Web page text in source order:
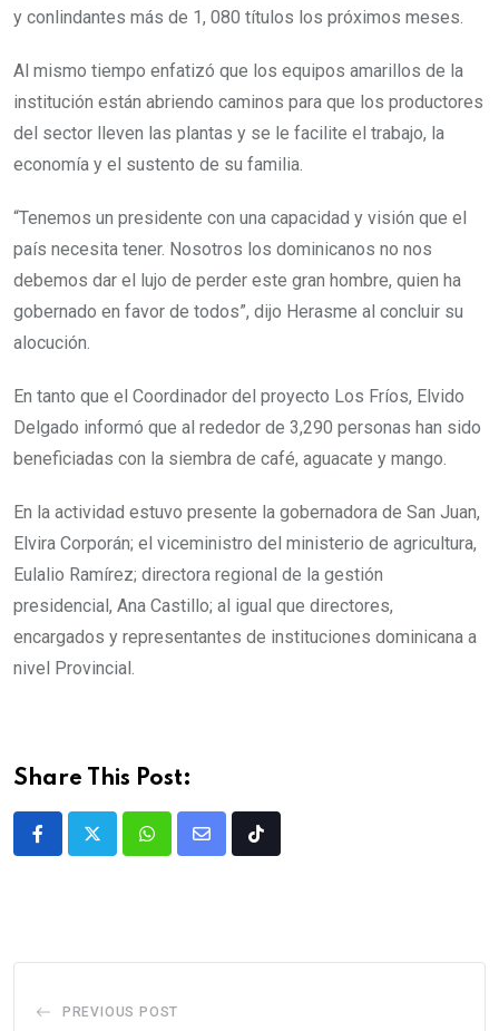
y conlindantes más de 1, 080 títulos los próximos meses.
Al mismo tiempo enfatizó que los equipos amarillos de la
institución están abriendo caminos para que los productores
del sector lleven las plantas y se le facilite el trabajo, la
economía y el sustento de su familia.
“Tenemos un presidente con una capacidad y visión que el
país necesita tener. Nosotros los dominicanos no nos
debemos dar el lujo de perder este gran hombre, quien ha
gobernado en favor de todos”, dijo Herasme al concluir su
alocución.
En tanto que el Coordinador del proyecto Los Fríos, Elvido
Delgado informó que al rededor de 3,290 personas han sido
beneficiadas con la siembra de café, aguacate y mango.
En la actividad estuvo presente la gobernadora de San Juan,
Elvira Corporán; el viceministro del ministerio de agricultura,
Eulalio Ramírez; directora regional de la gestión
presidencial, Ana Castillo; al igual que directores,
encargados y representantes de instituciones dominicana a
nivel Provincial.
Share This Post:
PREVIOUS POST